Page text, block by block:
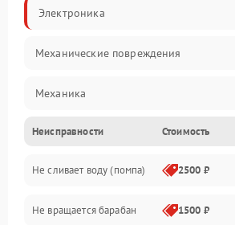
Электроника
Механические повреждения
Механика
Электропитание
Водоснабжение
Слив
Неисправности Стоимость
Не сливает воду (помпа) 2500 ₽
Не вращается барабан 1500 ₽